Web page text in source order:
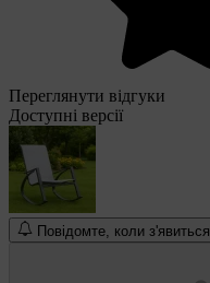
Переглянути відгуки
Доступні версії
Повідомте, коли з'явиться